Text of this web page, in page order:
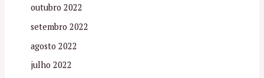
outubro 2022
setembro 2022
agosto 2022
julho 2022